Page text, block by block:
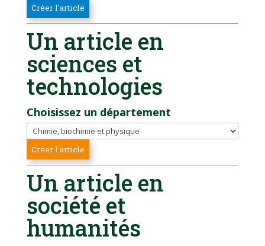
Un article en
sciences et
technologies
Choisissez un département
Un article en
société et
humanités